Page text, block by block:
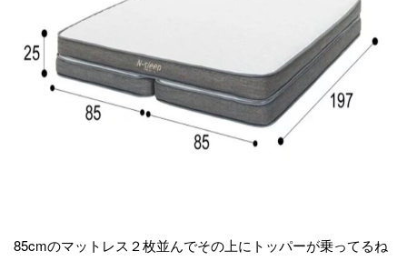
85cmのマットレス２枚並んでその上にトッパーが乗ってるね